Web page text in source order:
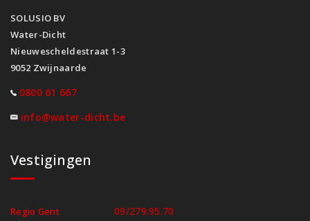
SOLUSIO BV
Water-Dicht
Nieuwescheldestraat 1-3
9052 Zwijnaarde
0800 61 667
info@water-dicht.be
Vestigingen
Regio Gent 09/279.95.70